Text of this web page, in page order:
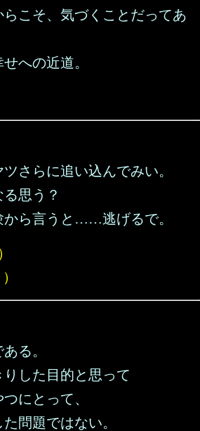
こそ、気づくことだってあ
への近道。
さらに追い込んでみい。
思う？
ら言うと……逃げるで。
）
）
る。
した目的と思って
にとって、
問題ではない。